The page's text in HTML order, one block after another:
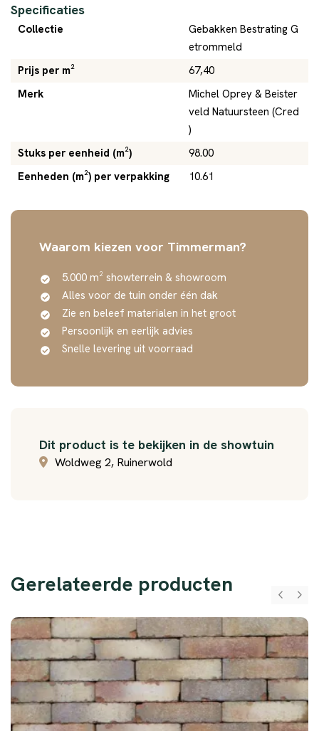
Specificaties
Collectie
Gebakken Bestrating G
etrommeld
Prijs per m²
67,40
Merk
Michel Oprey & Beister
veld Natuursteen (Cred
)
Stuks per eenheid (m²)
98.00
Eenheden (m²) per verpakking
10.61
Waarom kiezen voor Timmerman?
5.000 m² showterrein & showroom
Alles voor de tuin onder één dak
Zie en beleef materialen in het groot
Persoonlijk en eerlijk advies
Snelle levering uit voorraad
Dit product is te bekijken in de showtuin
Woldweg 2, Ruinerwold
Gerelateerde producten